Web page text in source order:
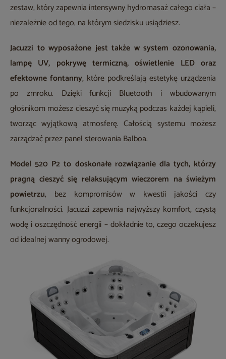
zestaw, który zapewnia intensywny hydromasaż całego ciała –
niezależnie od tego, na którym siedzisku usiądziesz.
Jacuzzi to wyposażone jest także w system ozonowania,
lampę UV, pokrywę termiczną, oświetlenie LED oraz
efektowne fontanny, które podkreślają estetykę urządzenia
po zmroku. Dzięki funkcji Bluetooth i wbudowanym
głośnikom możesz cieszyć się muzyką podczas każdej kąpieli,
tworząc wyjątkową atmosferę. Całością systemu możesz
zarządzać przez panel sterowania Balboa.
Model 520 P2 to doskonałe rozwiązanie dla tych, którzy
pragną cieszyć się relaksującym wieczorem na świeżym
powietrzu, bez kompromisów w kwestii jakości czy
funkcjonalności. Jacuzzi zapewnia najwyższy komfort, czystą
wodę i oszczędność energii – dokładnie to, czego oczekujesz
od idealnej wanny ogrodowej.